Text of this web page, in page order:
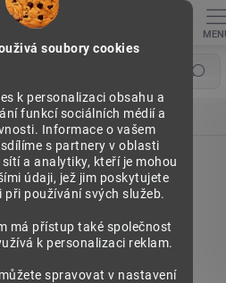
soubory cookies
k personalizaci obsahu a
funkcí sociálních médií a
Informace o vašem
s partnery v oblasti
a analytiky, kteří je mohou
údaji, jež jim poskytujete
při používání svých služeb.
má přístup také společnost
k personalizaci reklam.
spravovat v nastavení
Hledat
moduly